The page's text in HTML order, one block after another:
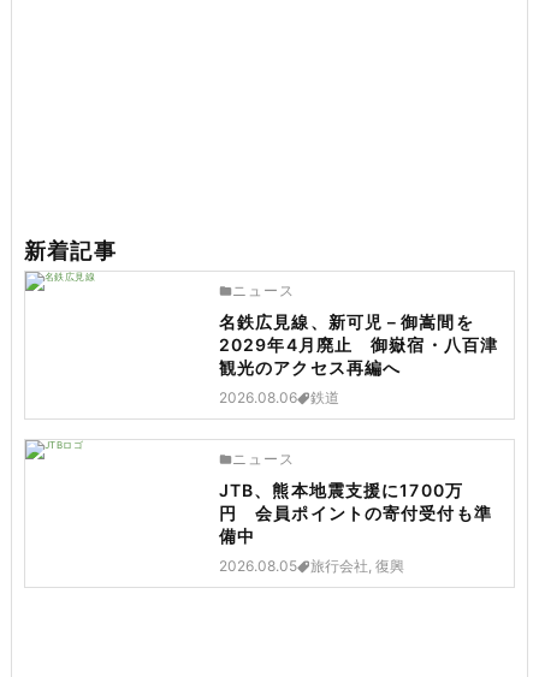
新着記事
ニュース
名鉄広見線、新可児－御嵩間を
2029年4月廃止 御嶽宿・八百津
観光のアクセス再編へ
2026.08.06 鉄道
ニュース
JTB、熊本地震支援に1700万
円 会員ポイントの寄付受付も準
備中
2026.08.05 旅行会社, 復興